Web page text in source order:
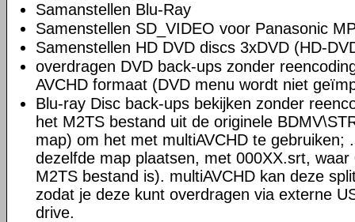
Samanstellen Blu-Ray
Samenstellen SD_VIDEO voor Panasonic
Samenstellen HD DVD discs 3xDVD (HD-
overdragen DVD back-ups zonder
AVCHD formaat (DVD menu wordt niet
Blu-ray Disc back-ups bekijken zonder
het M2TS bestand uit de originele
map) om het met multiAVCHD te gebruiken;
dezelfde map plaatsen, met 000XX.srt,
M2TS bestand is). multiAVCHD kan deze
zodat je deze kunt overdragen via externe
drive.